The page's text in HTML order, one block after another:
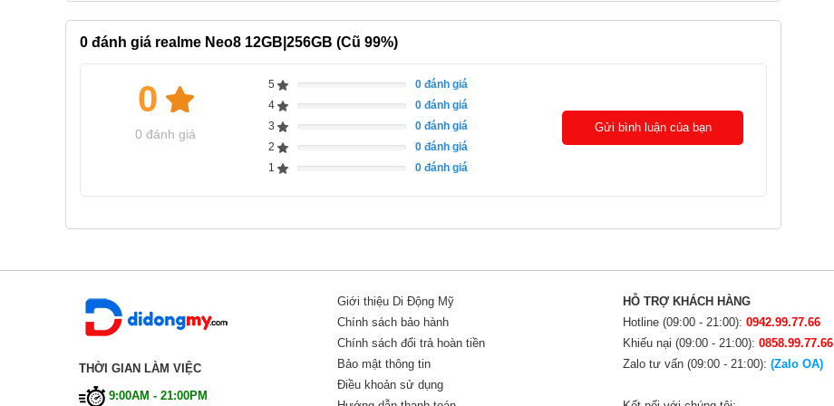
Thiết kế realme Neo8 Like New có thu hút?
Điều bất ngờ đầu tiên khi cầm realme Neo8 99% trên tay: dù mang viên pin 8000mAh "khủng", máy chỉ
dày 8.3mm và nặng 215g, mỏng và gọn hơn nhiều so với những gì con số pin gợi ra. Khung viền được
0 đánh giá realme Neo8 12GB|256GB (Cũ 99%)
0
0 đánh giá
5 0đánh giá
4
0đánh giá
3
0đánh giá
2
0đánh giá
1
0đánh giá
Gửi bình luận của bạn
THỜI GIAN LÀM VIỆC
9:00AM - 21:00PM
Giới thiệu Di Động Mỹ
Chính sách bảo hành
Chính sách đổi trả hoàn tiền
Bảo mật thông tin
Điều khoản sử dụng
HỖ TRỢ KHÁCH HÀNG
Hotline (09:00 - 21:00): 0942.99.77.66
Khiếu nại (09:00 - 21:00): 0858.99.77.66
Zalo tư vấn (09:00 - 21:00): (Zalo OA)